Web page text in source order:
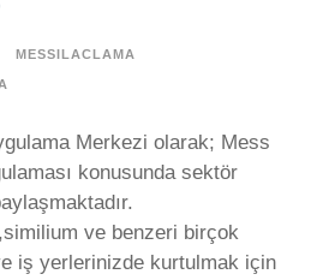
MESSILACLAMA
Merkezi olarak; Mess
konusunda sektör
ve benzeri birçok
iş yerlerinizde kurtulmak için